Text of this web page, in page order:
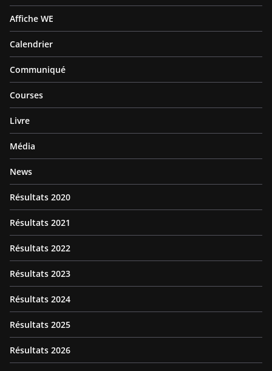
Affiche WE
Calendrier
Communiqué
Courses
Livre
Média
News
Résultats 2020
Résultats 2021
Résultats 2022
Résultats 2023
Résultats 2024
Résultats 2025
Résultats 2026